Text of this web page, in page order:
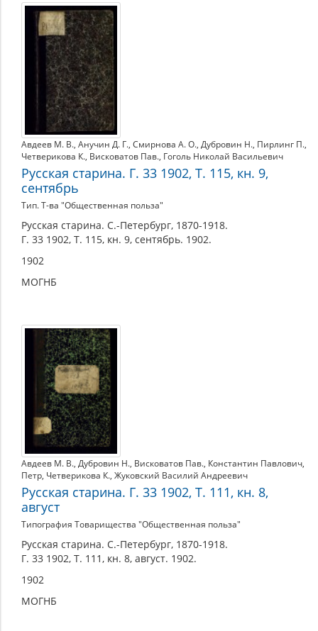
Авдеев М. В., Анучин Д. Г., Смирнова А. О., Дубровин Н., Пирлинг П.,
Четверикова К., Висковатов Пав., Гоголь Николай Васильевич
Русская старина. Г. 33 1902, Т. 115, кн. 9,
сентябрь
Тип. Т-ва "Общественная польза"
Русская старина. С.-Петербург, 1870-1918.
Г. 33 1902, Т. 115, кн. 9, сентябрь. 1902.
1902
МОГНБ
Авдеев М. В., Дубровин Н., Висковатов Пав., Константин Павлович,
Петр, Четверикова К., Жуковский Василий Андреевич
Русская старина. Г. 33 1902, Т. 111, кн. 8,
август
Типография Товарищества "Общественная польза"
Русская старина. С.-Петербург, 1870-1918.
Г. 33 1902, Т. 111, кн. 8, август. 1902.
1902
МОГНБ